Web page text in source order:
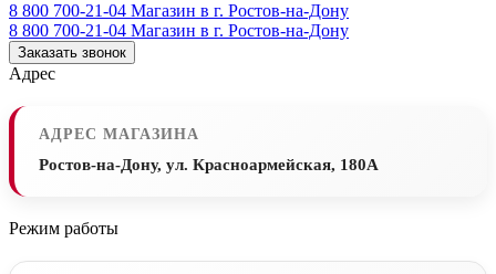
8 800 700-21-04 Магазин в г. Ростов-на-Дону
8 800 700-21-04 Магазин в г. Ростов-на-Дону
Заказать звонок
Адрес
АДРЕС МАГАЗИНА
Ростов-на-Дону, ул. Красноармейская, 180А
Режим работы